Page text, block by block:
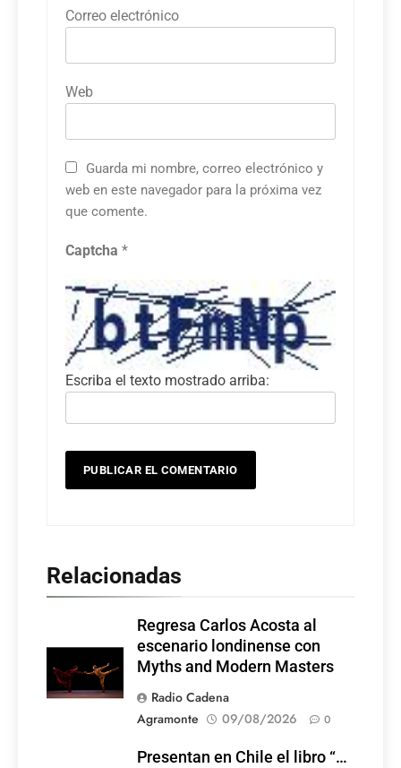
Correo electrónico
Web
Guarda mi nombre, correo electrónico y
web en este navegador para la próxima vez
que comente.
Captcha *
Escriba el texto mostrado arriba:
Relacionadas
Regresa Carlos Acosta al
escenario londinense con
Myths and Modern Masters
Radio Cadena
Agramonte
09/08/2026 0
Presentan en Chile el libro “…